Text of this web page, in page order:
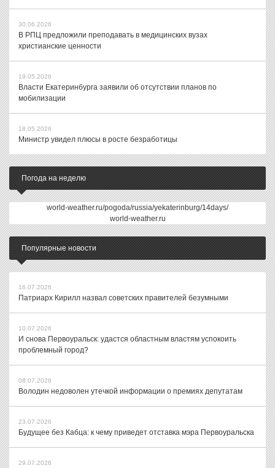
30.06.2026
В РПЦ предложили преподавать в медицинских вузах
христианские ценности
19.05.2026
Власти Екатеринбурга заявили об отсутствии планов по
мобилизации
18.05.2026
Министр увидел плюсы в росте безработицы
Погода на неделю
world-weather.ru/pogoda/russia/yekaterinburg/14days/
world-weather.ru
Популярные новости
16.07.2026
Патриарх Кирилл назвал советских правителей безумными
10.07.2026
И снова Первоуральск: удастся областным властям успокоить
проблемный город?
08.07.2026
Володин недоволен утечкой информации о премиях депутатам
23.07.2026
Будущее без Кабца: к чему приведет отставка мэра Первоуральска
29.07.2026